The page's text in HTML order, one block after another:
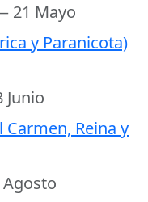
21 Mayo
y Paranicota)
Reina y